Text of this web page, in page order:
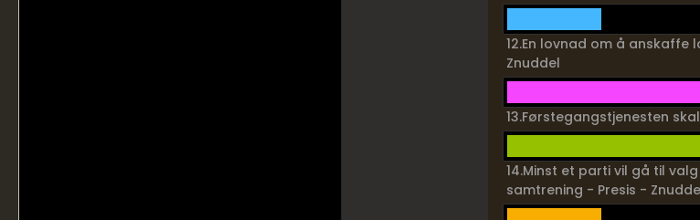
12.En lovnad om å
Znuddel
13.Førstegangstjenesten
14.Minst et parti vil gå til
samtrening - Presis -